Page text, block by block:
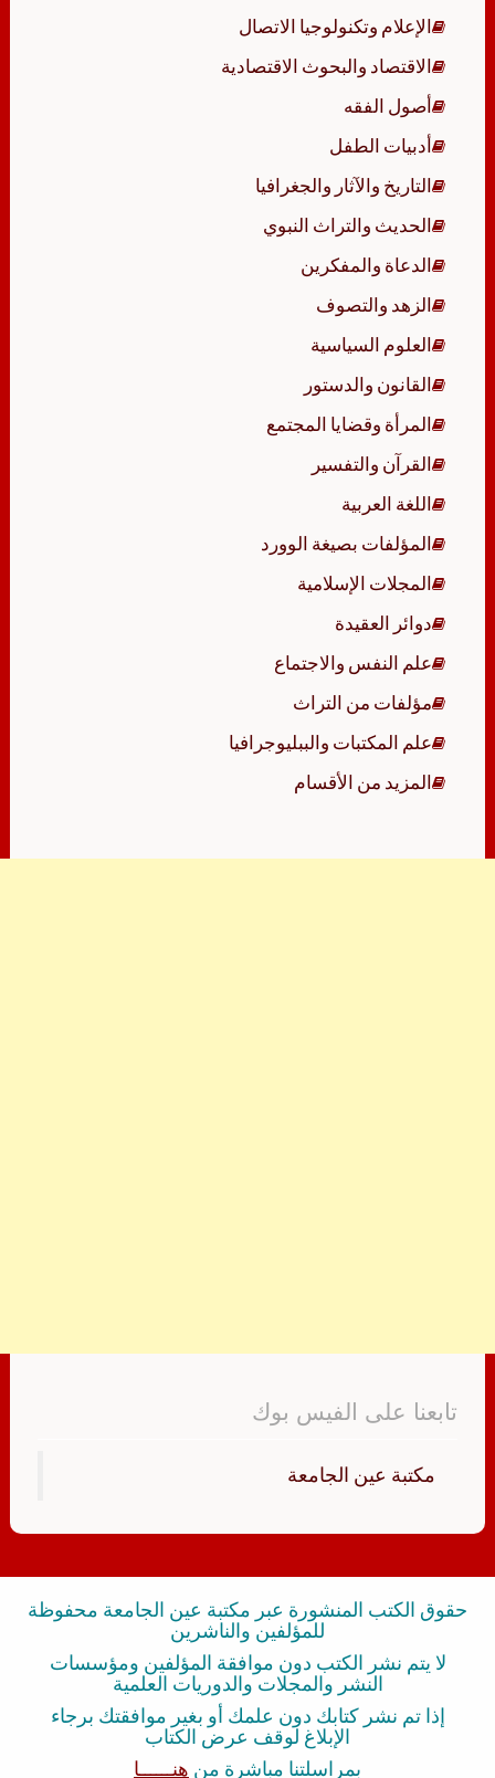
الإعلام وتكنولوجيا الاتصال
الاقتصاد والبحوث الاقتصادية
أصول الفقه
أدبيات الطفل
التاريخ والآثار والجغرافيا
الحديث والتراث النبوي
الدعاة والمفكرين
الزهد والتصوف
العلوم السياسية
القانون والدستور
المرأة وقضايا المجتمع
القرآن والتفسير
اللغة العربية
المؤلفات بصيغة الوورد
المجلات الإسلامية
دوائر العقيدة
علم النفس والاجتماع
مؤلفات من التراث
علم المكتبات والببليوجرافيا
المزيد من الأقسام
تابعنا على الفيس بوك
‏مكتبة عين الجامعة‏
حقوق الكتب المنشورة عبر مكتبة عين الجامعة محفوظة
للمؤلفين والناشرين
لا يتم نشر الكتب دون موافقة المؤلفين ومؤسسات
النشر والمجلات والدوريات العلمية
إذا تم نشر كتابك دون علمك أو بغير موافقتك برجاء
الإبلاغ لوقف عرض الكتاب
بمراسلتنا مباشرة من هنــــــا